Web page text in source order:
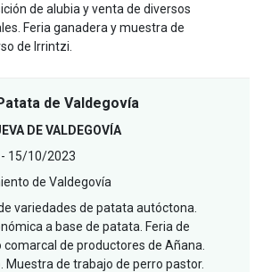
de alubia y venta de diversos
Feria ganadera y muestra de
de Irrintzi.
de Valdegovía
DE VALDEGOVÍA
15/10/2023
de Valdegovía
variedades de patata autóctona.
a base de patata. Feria de
de productores de Añana.
Muestra de trabajo de perro pastor.